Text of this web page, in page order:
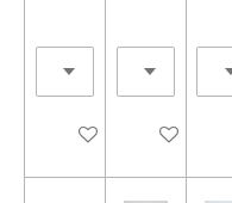
In den Warenkorb
In den